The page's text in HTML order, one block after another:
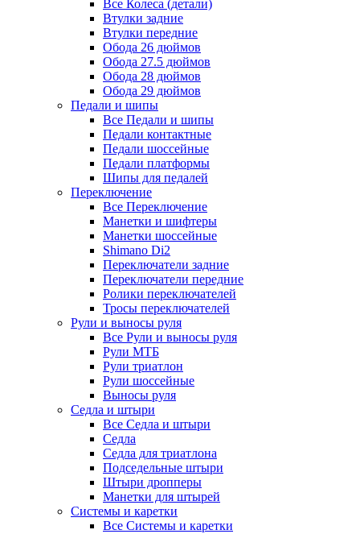
Все Колеса (детали)
Втулки задние
Втулки передние
Обода 26 дюймов
Обода 27.5 дюймов
Обода 28 дюймов
Обода 29 дюймов
Педали и шипы
Все Педали и шипы
Педали контактные
Педали шоссейные
Педали платформы
Шипы для педалей
Переключение
Все Переключение
Манетки и шифтеры
Манетки шоссейные
Shimano Di2
Переключатели задние
Переключатели передние
Ролики переключателей
Тросы переключателей
Рули и выносы руля
Все Рули и выносы руля
Рули МТБ
Рули триатлон
Рули шоссейные
Выносы руля
Седла и штыри
Все Седла и штыри
Седла
Седла для триатлона
Подседельные штыри
Штыри дропперы
Манетки для штырей
Системы и каретки
Все Системы и каретки